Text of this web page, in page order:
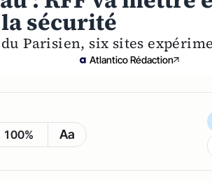
sécurité
Parisien, six sites
Atlantico Rédaction
100% Aa